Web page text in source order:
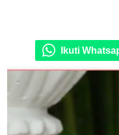
Ikuti